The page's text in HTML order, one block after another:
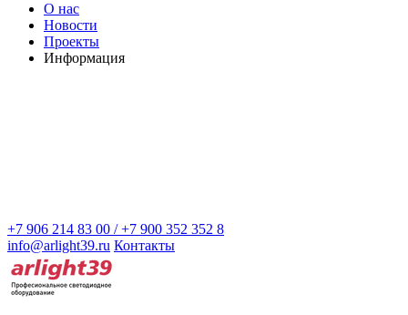
О нас
Новости
Проекты
Информация
+7 906 214 83 00 / +7 900 352 352 8
info@arlight39.ru Контакты